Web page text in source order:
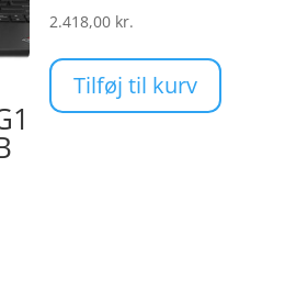
2.418,00 kr.
Tilføj til kurv